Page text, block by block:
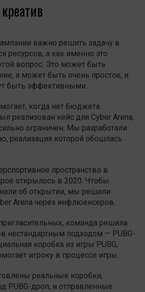
важно решить задачу в
ресурсов, а как именно это
вопрос. Это может быть
а может быть очень простое, и
быть эффективными.
когда нет бюджета.
реализован кейс для Cyber Arena,
ограничен. Мы разработали
реализация которой обошлась
пространство в
открылось в 2020. Чтобы
об открытии, мы решили
Arena через инфлюенсеров.
команда решила
нестандартным подходом — PUBG-
коробка из игры PUBG,
игроку в процессе игры.
реальные коробки,
PUBG-дроп, и отправленные